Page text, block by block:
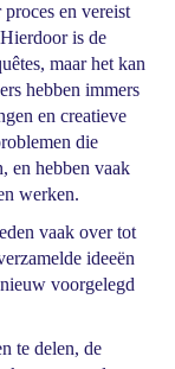
en vereist
is de
maar het kan
hebben immers
en creatieve
die
en hebben vaak
werken.
vaak over tot
ideeën
voorgelegd
te delen, de